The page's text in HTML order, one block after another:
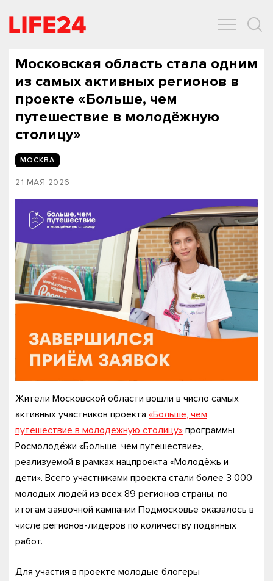
Московская область стала одним
из самых активных регионов в
проекте «Больше, чем
путешествие в молодёжную
столицу»
МОСКВА
21 МАЯ 2026
Жители Московской области вошли в число самых
активных участников проекта «Больше, чем
путешествие в молодёжную столицу» программы
Росмолодёжи «Больше, чем путешествие»,
реализуемой в рамках нацпроекта «Молодёжь и
дети». Всего участниками проекта стали более 3 000
молодых людей из всех 89 регионов страны, по
итогам заявочной кампании Подмосковье оказалось в
числе регионов-лидеров по количеству поданных
работ.
Для участия в проекте молодые блогеры